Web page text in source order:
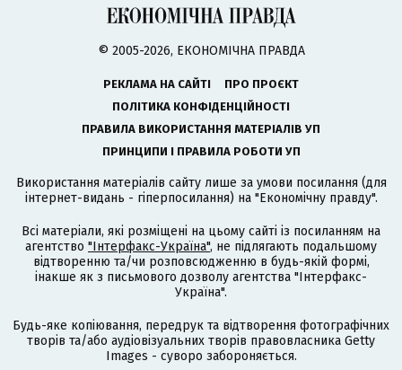
© 2005-2026, ЕКОНОМІЧНА ПРАВДА
РЕКЛАМА НА САЙТІ
ПРО ПРОЄКТ
ПОЛІТИКА КОНФІДЕНЦІЙНОСТІ
ПРАВИЛА ВИКОРИСТАННЯ МАТЕРІАЛІВ УП
ПРИНЦИПИ І ПРАВИЛА РОБОТИ УП
Використання матеріалів сайту лише за умови посилання (для
інтернет-видань - гіперпосилання) на "Економічну правду".
Всі матеріали, які розміщені на цьому сайті із посиланням на
агентство "Інтерфакс-Україна", не підлягають подальшому
відтворенню та/чи розповсюдженню в будь-якій формі,
інакше як з письмового дозволу агентства "Інтерфакс-
Україна".
Будь-яке копіювання, передрук та відтворення фотографічних
творів та/або аудіовізуальних творів правовласника Getty
Images - суворо забороняється.